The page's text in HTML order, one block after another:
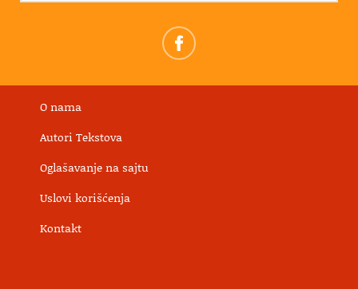
O nama
Autori Tekstova
Oglašavanje na sajtu
Uslovi korišćenja
Kontakt